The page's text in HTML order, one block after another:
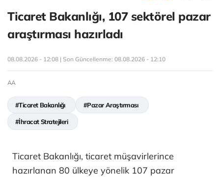
Ticaret Bakanlığı, 107 sektörel pazar
araştırması hazırladı
08.08.2026 - 12:08 | Son Güncellenme: 08.08.2026 - 12:10
AA
#Ticaret Bakanlığı #Pazar Araştırması
#İhracat Stratejileri
Ticaret Bakanlığı, ticaret müşavirlerince
hazırlanan 80 ülkeye yönelik 107 pazar